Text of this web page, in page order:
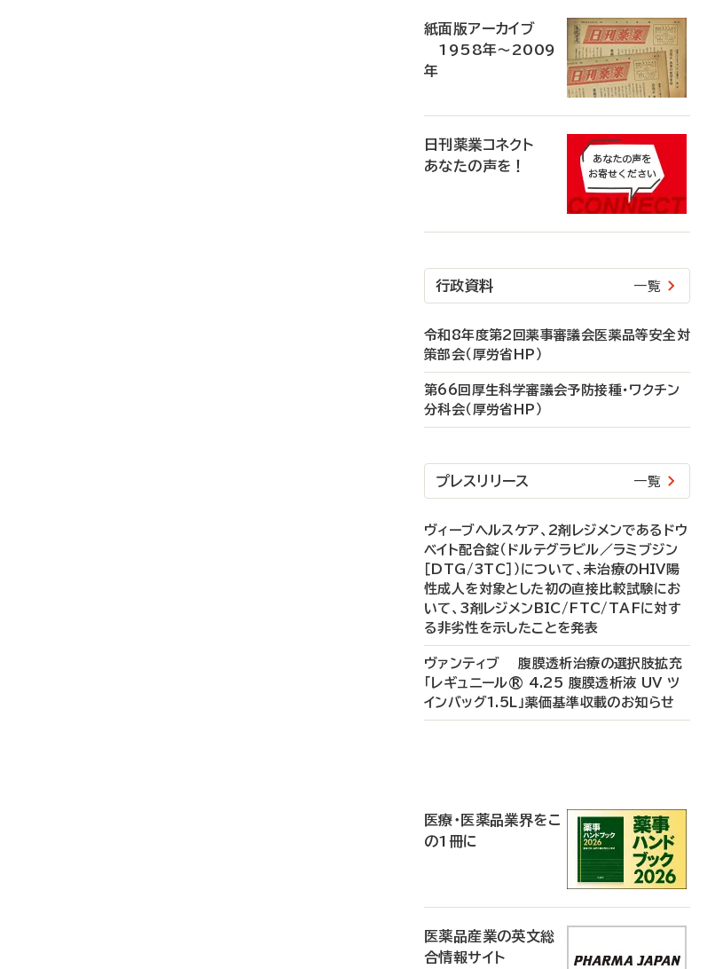
紙面版アーカイブ
1958年～2009
年
日刊薬業コネクト
あなたの声を！
行政資料 一覧
令和8年度第2回薬事審議会医薬品等安全対
策部会（厚労省HP）
第66回厚生科学審議会予防接種・ワクチン
分科会（厚労省HP）
プレスリリース 一覧
ヴィーブヘルスケア、2剤レジメンであるドウ
ベイト配合錠（ドルテグラビル／ラミブジン
［DTG/3TC］）について、未治療のHIV陽
性成人を対象とした初の直接比較試験にお
いて、3剤レジメンBIC/FTC/TAFに対す
る非劣性を示したことを発表
ヴァンティブ 腹膜透析治療の選択肢拡充
「レギュニール® 4.25 腹膜透析液 UV ツ
インバッグ1.5L」薬価基準収載のお知らせ
医療・医薬品業界をこ
の1冊に
医薬品産業の英文総
合情報サイト